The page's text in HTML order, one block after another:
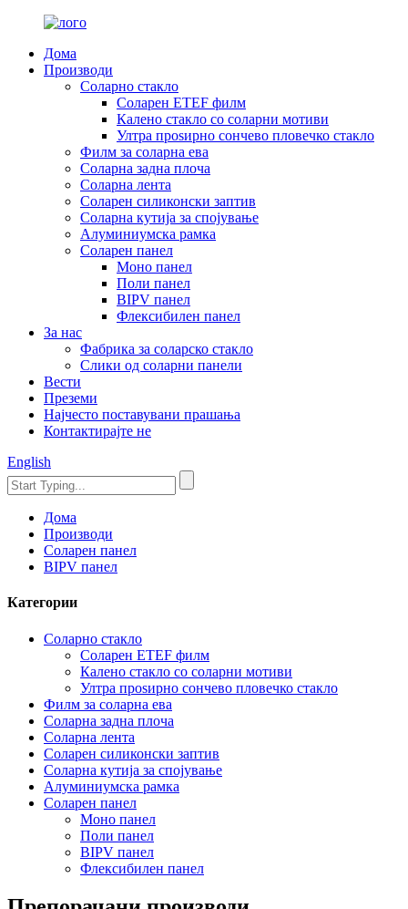
Дома
Производи
Соларно стакло
Соларен ETEF филм
Калено стакло со соларни мотиви
Ултра проѕирно сончево пловечко стакло
Филм за соларна ева
Соларна задна плоча
Соларна лента
Соларен силиконски заптив
Соларна кутија за спојување
Алуминиумска рамка
Соларен панел
Моно панел
Поли панел
BIPV панел
Флексибилен панел
За нас
Фабрика за соларско стакло
Слики од соларни панели
Вести
Преземи
Најчесто поставувани прашања
Контактирајте не
English
Дома
Производи
Соларен панел
BIPV панел
Категории
Соларно стакло
Соларен ETEF филм
Калено стакло со соларни мотиви
Ултра проѕирно сончево пловечко стакло
Филм за соларна ева
Соларна задна плоча
Соларна лента
Соларен силиконски заптив
Соларна кутија за спојување
Алуминиумска рамка
Соларен панел
Моно панел
Поли панел
BIPV панел
Флексибилен панел